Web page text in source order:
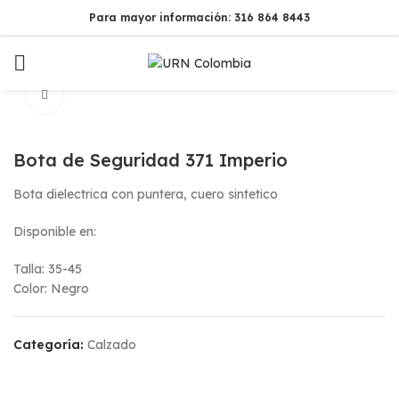
Para mayor información: 316 864 8443
Bota de Seguridad 371 Imperio
Bota dielectrica con puntera, cuero sintetico
Disponible en:
Talla: 35-45
Color: Negro
Categoría: Calzado